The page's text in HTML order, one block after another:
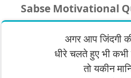
Sabse Motivational
अगर आप जिंदगी
धीरे चलते हुए भी
तो यकीन